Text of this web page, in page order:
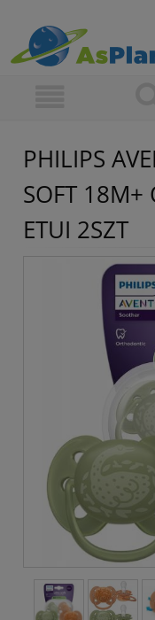
PHILIPS
SOFT 18M+
ETUI 2SZT